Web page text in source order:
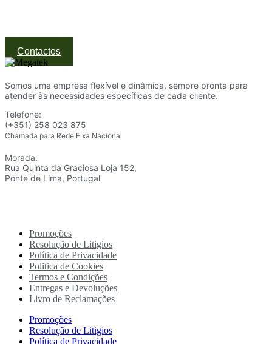
Contactos
Somos uma empresa flexível e dinâmica, sempre pronta para
atender às necessidades específicas de cada cliente.
Telefone:
(+351) 258 023 875
Chamada para Rede Fixa Nacional
Morada:
Rua Quinta da Graciosa Loja 152,
Ponte de Lima, Portugal
Promoções
Resolução de Litigios
Política de Privacidade
Politica de Cookies
Termos e Condições
Entregas e Devoluções
Livro de Reclamações
Promoções
Resolução de Litigios
Política de Privacidade